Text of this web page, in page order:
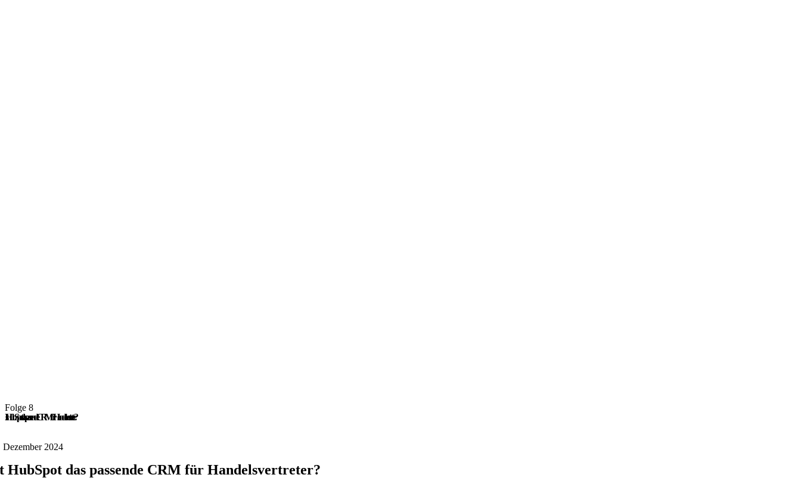
Folge 8
Ist HubSpot das passende CRM für Handelsvertreter?
Dezember 2024
HubSpot das passende CRM für Handelsvertreter?